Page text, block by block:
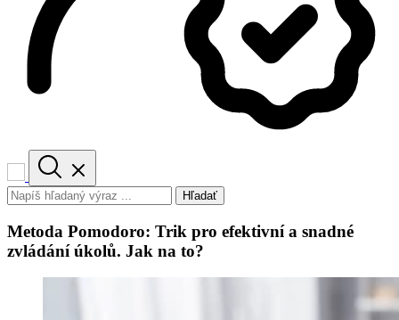
Hľadať
Metoda Pomodoro: Trik pro efektivní a snadné
zvládání úkolů. Jak na to?